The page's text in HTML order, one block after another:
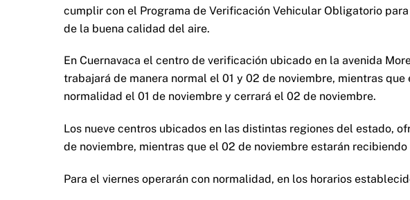
cumplir con el Programa de Verificación Vehicular Obligatorio
de la buena calidad del aire.
En Cuernavaca el centro de verificación ubicado en la avenida
trabajará de manera normal el 01 y 02 de noviembre, mientras
normalidad el 01 de noviembre y cerrará el 02 de noviembre.
Los nueve centros ubicados en las distintas regiones del estado,
de noviembre, mientras que el 02 de noviembre estarán
Para el viernes operarán con normalidad, en los horarios